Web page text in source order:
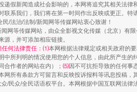
走近一线
递假新闻造成社会影响的，本网将追究其相关法
联系我们，我们将在第一时间作出反映或更正。
/法治/法制/新闻网等传媒网站衷心致谢！
网等传媒网站，由众全影视文化传媒（北京）有
源，并可添加相应链接。
任何法律责任：⑴本网根据法律规定或相关政府的
中所列明的情况使用您的个人信息，由此所产生的
合作者的网站在内）； ⑸因不可抗拒导致的任何事
网所有条款方可留言和反映投诉报料等讯息投稿
/民众/全民话语权平台。本网根据中国互联网法律